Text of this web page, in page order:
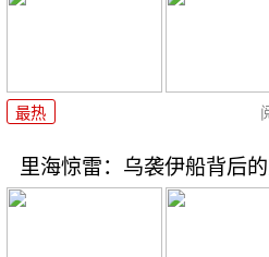
最热
里海惊雷：乌袭伊船背后